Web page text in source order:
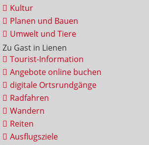
Kultur
Planen und Bauen
Umwelt und Tiere
Zu Gast in Lienen
Tourist-Information
Angebote online buchen
digitale Ortsrundgänge
Radfahren
Wandern
Reiten
Ausflugsziele